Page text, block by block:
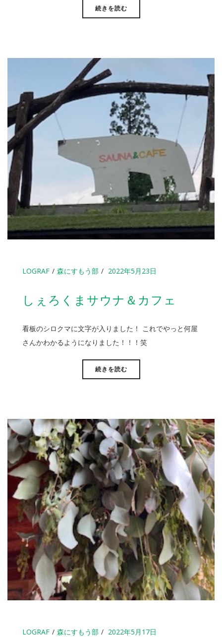
続きを読む
LOGRAF 森にすもう部 2022年5月23日
しぇろくまサウナ＆カフェ
看板のシロクマに文字が入りました！ これでやっと何屋
さんかわかるようになりました！！！笑
続きを読む
LOGRAF 森にすもう部 2022年5月17日